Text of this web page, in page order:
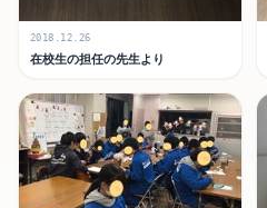
2018.12.26
在校生の担任の先生より